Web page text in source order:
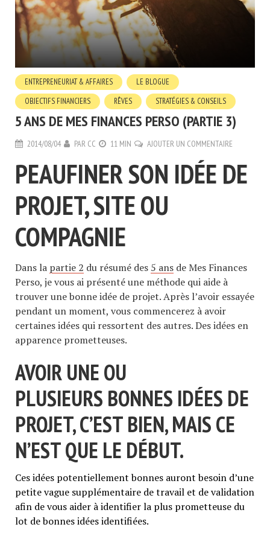
ENTREPRENEURIAT & AFFAIRES
LE BLOGUE
OBJECTIFS FINANCIERS
RÊVES STRATÉGIES & CONSEILS
5 ANS DE MES FINANCES PERSO (PARTIE 3)
2014/08/04 PAR CC 11 MIN AJOUTER UN COMMENTAIRE
PEAUFINER SON IDÉE DE
PROJET, SITE OU
COMPAGNIE
Dans la partie 2 du résumé des 5 ans de Mes Finances
Perso, je vous ai présenté une méthode qui aide à
trouver une bonne idée de projet. Après l’avoir essayée
pendant un moment, vous commencerez à avoir
certaines idées qui ressortent des autres. Des idées en
apparence prometteuses.
AVOIR UNE OU
PLUSIEURS BONNES IDÉES DE
PROJET, C’EST BIEN, MAIS CE
N’EST QUE LE DÉBUT.
Ces idées potentiellement bonnes auront besoin d’une
petite vague supplémentaire de travail et de validation
afin de vous aider à identifier la plus prometteuse du
lot de bonnes idées identifiées.